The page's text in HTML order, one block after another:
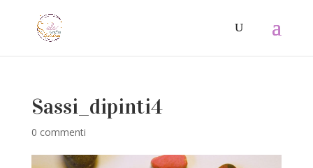
Sassi_dipinti4
0 commenti